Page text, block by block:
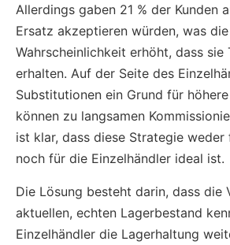
Allerdings gaben 21 % der Kunden
Ersatz akzeptieren würden, was die
Wahrscheinlichkeit erhöht, dass sie
erhalten. Auf der Seite des
Substitutionen ein Grund für
können zu langsamen
ist klar, dass diese Strategie weder
noch für die Einzelhändler ideal ist.
Die Lösung besteht darin, dass die
aktuellen, echten Lagerbestand
Einzelhändler die Lagerhaltung